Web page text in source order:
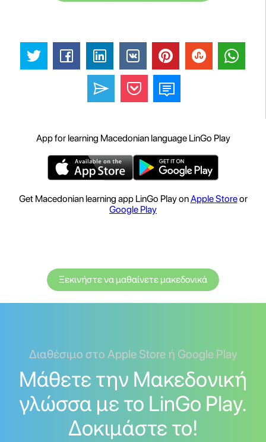
App for learning Macedonian language LinGo Play
Get Macedonian learning app LinGo Play onApple Storeor
Google Play
Ξεκινήστε να μαθαίνετε μακεδονικά
Διαθέσιμο στο Apple Store ή Google Play
Μάθετε την Μακεδονική
γλώσσα με το LinGo Play.
Δοκιμάστε το!